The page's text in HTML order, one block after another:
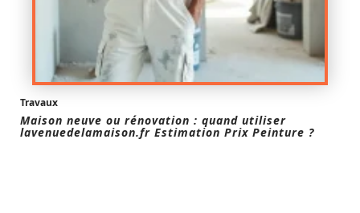
Travaux
Maison neuve ou rénovation : quand utiliser
lavenuedelamaison.fr Estimation Prix Peinture ?